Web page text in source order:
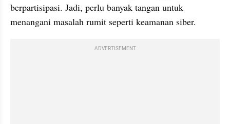
berpartisipasi. Jadi, perlu banyak tangan untuk
menangani masalah rumit seperti keamanan siber.
ADVERTISEMENT